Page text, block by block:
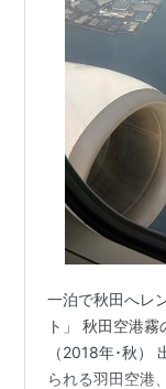
一泊で秋田へレ
ト」 秋田空港
（2018年･秋）
られる羽田空港